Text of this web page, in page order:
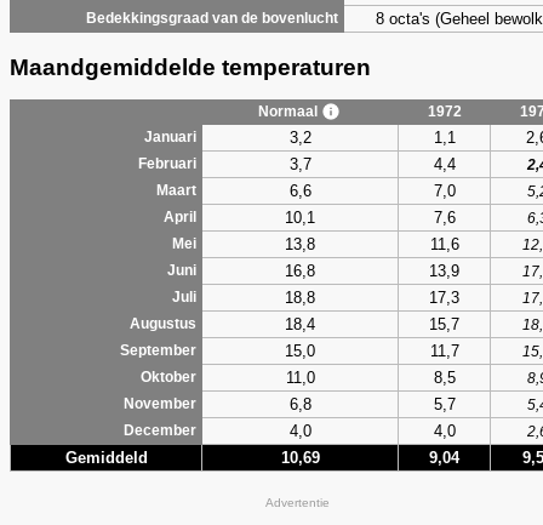
Bedekkingsgraad van de bovenlucht 8 octa's (Geheel
Maandgemiddelde temperaturen
Normaal 1972
Januari
3,2 1,1
Februari 3,7 4,4
Maart
6,6 7,0
April
10,1 7,6
Mei
13,8 11,6
Juni
16,8 13,9
Juli
18,8 17,3
Augustus
18,4 15,7
September
15,0 11,7
Oktober
11,0 8,5
November
6,8 5,7
December
4,0 4,0
Gemiddeld 10,69 9,04
Advertentie